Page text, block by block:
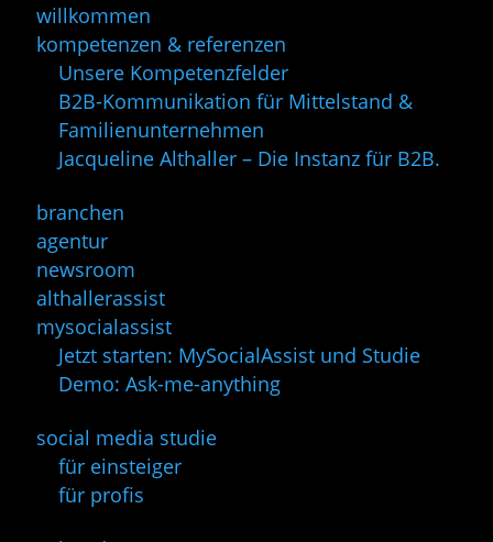
willkommen
kompetenzen & referenzen
Unsere Kompetenzfelder
B2B-Kommunikation für Mittelstand &
Familienunternehmen
Jacqueline Althaller – Die Instanz für B2B.
branchen
agentur
newsroom
althallerassist
mysocialassist
Jetzt starten: MySocialAssist und Studie
Demo: Ask-me-anything
social media studie
für einsteiger
für profis